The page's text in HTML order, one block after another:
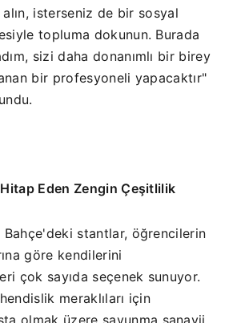
alın, isterseniz de bir sosyal
topluma dokunun. Burada
sizi daha donanımlı bir birey
bir profesyoneli yapacaktır"
Eden Zengin Çeşitlilik
stantlar, öğrencilerin
göre kendilerini
çok sayıda seçenek sunuyor.
meraklıları için
olmak üzere savunma sanayii,